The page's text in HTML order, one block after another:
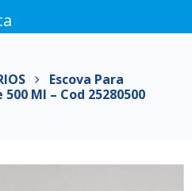
Escova Para
Ml – Cod 25280500